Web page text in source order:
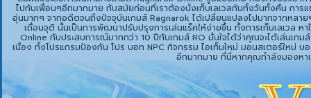
ไปกับเพื่อนๆอีกมากมาย กับสมัยก่อนที่เราต้องนั่งเก็บเลเวลกันทั้งวันทั้งคืน การ
อุ่นมากๆ จากอดีตจนถึงปัจจุบันเกมส์ Ragnarok ได้เปลี่ยนแปลงไปมากจากหลา
เถื่อนจุติ นั้นเป็นการพัฒนาปรับปรุงการเล่นแร็คให้ง่ายขึ้น ทั้งการเก็บเลเวล
Online กับประสบการณ์มากกว่า 10 ปีกับเกมส์ RO มั่นใจได้ว่าคุณจะได้เล่นเ
เนื่อง ทั้งโปรแกรมป้องกัน โปร บอท NPC กิจกรรม ไอเท็มใหม่ มอนสเตอร์ใหม่
อีกมากมาย ที่นี่หากคุณกำลังมองห